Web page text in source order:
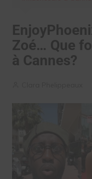
Zoé… Que
à Cannes?